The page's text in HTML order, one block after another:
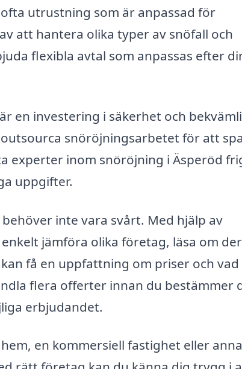
utrustning som är anpassad för
att hantera olika typer av snöfall och
flexibla avtal som anpassas efter
en investering i säkerhet och
snöröjningsarbetet för att
experter inom snöröjning i Äsperöd
uppgifter.
inte vara svårt. Med hjälp av
jämföra olika företag, läsa om
få en uppfattning om priser och vad
flera offerter innan du bestämmer
erbjudandet.
en kommersiell fastighet eller